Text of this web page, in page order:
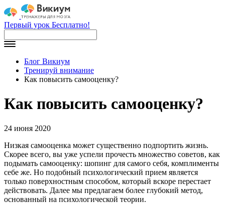
Первый урок Бесплатно!
Блог Викиум
Тренируй внимание
Как повысить самооценку?
Как повысить самооценку?
24 июня 2020
Низкая самооценка может существенно подпортить жизнь.
Скорее всего, вы уже успели прочесть множество советов, как
подымать самооценку: шопинг для самого себя, комплименты
себе же. Но подобный психологический прием является
только поверхностным способом, который вскоре перестает
действовать. Далее мы предлагаем более глубокий метод,
основанный на психологической теории.